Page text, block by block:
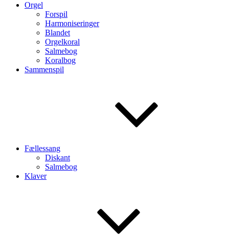
Orgel
Forspil
Harmoniseringer
Blandet
Orgelkoral
Salmebog
Koralbog
Sammenspil
Fællessang
Diskant
Salmebog
Klaver